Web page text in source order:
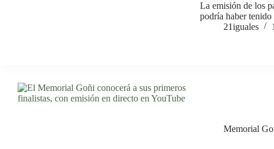
La emisión de los
podría haber tenido
21iguales
Memorial